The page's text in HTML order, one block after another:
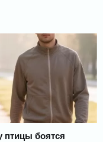
птицы боятся